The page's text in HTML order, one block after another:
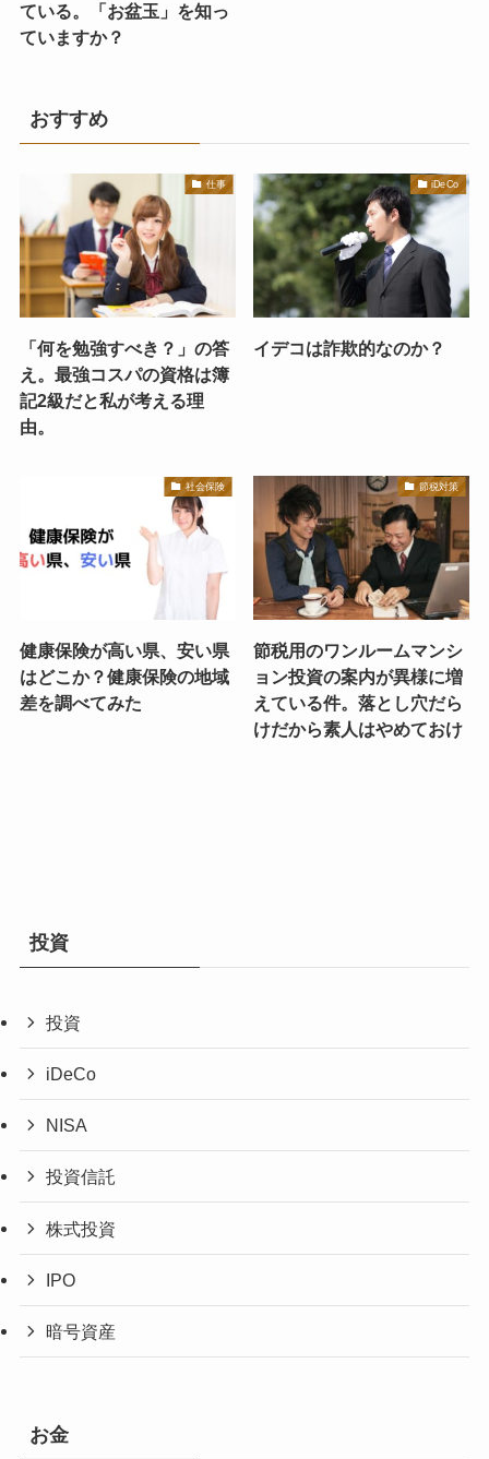
ている。「お盆玉」を知っ
ていますか？
おすすめ
仕事
「何を勉強すべき？」の答
え。最強コスパの資格は簿
記2級だと私が考える理
由。
iDeCo
イデコは詐欺的なのか？
社会保険
健康保険が高い県、安い県
はどこか？健康保険の地域
差を調べてみた
節税対策
節税用のワンルームマンシ
ョン投資の案内が異様に増
えている件。落とし穴だら
けだから素人はやめておけ
投資
投資
iDeCo
NISA
投資信託
株式投資
IPO
暗号資産
お金